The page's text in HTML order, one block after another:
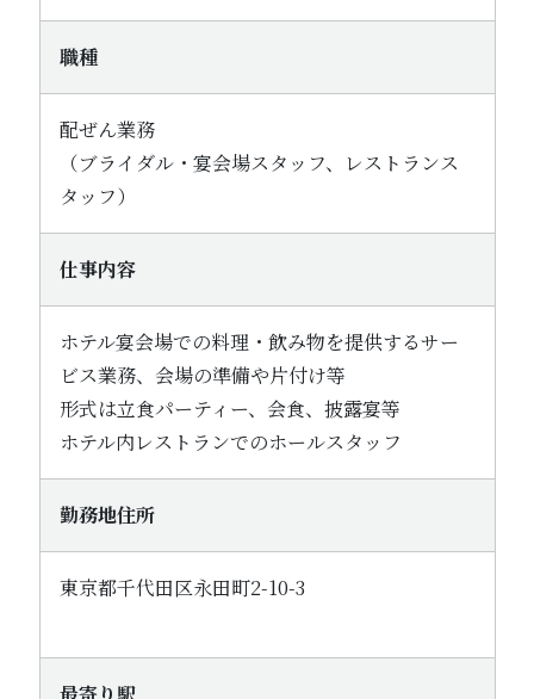
職種
配ぜん業務
（ブライダル・宴会場スタッフ、レストランス
タッフ）
仕事内容
ホテル宴会場での料理・飲み物を提供するサー
ビス業務、会場の準備や片付け等
形式は立食パーティー、会食、披露宴等
ホテル内レストランでのホールスタッフ
勤務地住所
東京都千代田区永田町2-10-3